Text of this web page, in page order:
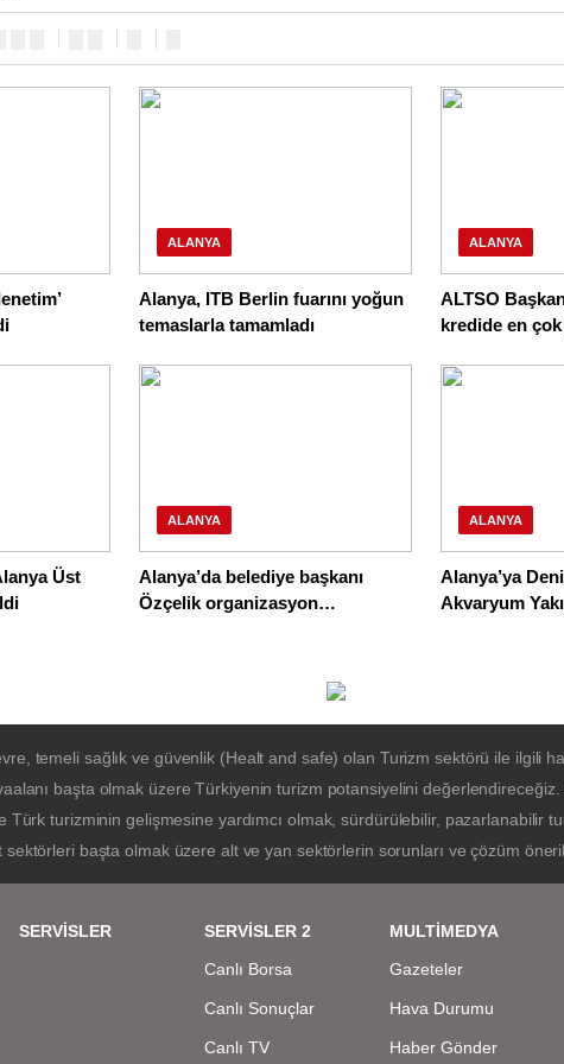
ALANYA
Alanya, ITB Berlin fuarını yoğun
temaslarla tamamladı
ALANYA
ALTSO
kredide en çok
Üst
ALANYA
Alanya’da belediye başkanı
Özçelik organizasyon
ALANYA
Alanya’ya
Akvaryum
temeli sağlık ve güvenlik (Healt and safe) olan Turizm sektörü ile ilgili
başta olmak üzere Türkiyenin turizm potansiyelini
Türk turizminin gelişmesine yardımcı olmak, sürdürülebilir, pazarlanabilir
başta olmak üzere alt ve yan sektörlerin sorunları ve çözüm
SERVİSLER
SERVİSLER 2
Canlı Borsa
Canlı Sonuçlar
Canlı TV
MULTİMEDYA
Gazeteler
Hava Durumu
Haber Gönder